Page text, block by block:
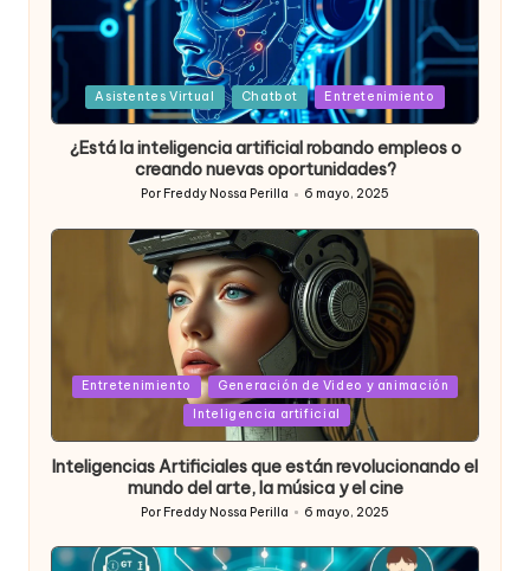
Posted
in
Asistentes Virtual Chatbot Entretenimiento
¿Está la inteligencia artificial robando empleos o
creando nuevas oportunidades?
Publicado
Por Freddy Nossa Perilla 6 mayo, 2025
Posted
Entretenimiento
Generación de Video y animación
Inteligencia artificial
Inteligencias Artificiales que están revolucionando el
mundo del arte, la música y el cine
Publicado
Por Freddy Nossa Perilla 6 mayo, 2025